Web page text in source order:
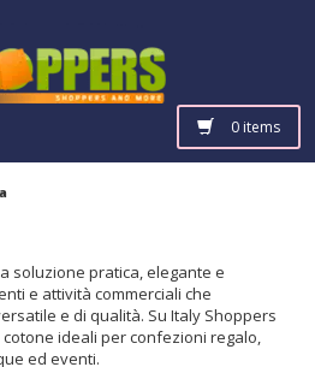
0 items
soluzione pratica, elegante e
e attività commerciali che
e di qualità. Su Italy Shoppers⁠
ideali per confezioni regalo,
ed eventi.